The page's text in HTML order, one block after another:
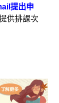
提出申
供排課次